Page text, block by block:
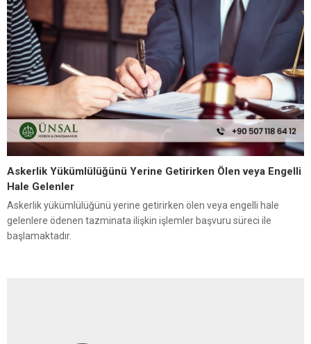
Askerlik Yükümlülüğünü Yerine Getirirken Ölen veya Engelli
Hale Gelenler
Askerlik yükümlülüğünü yerine getirirken ölen veya engelli hale
gelenlere ödenen tazminata ilişkin işlemler başvuru süreci ile
başlamaktadır.